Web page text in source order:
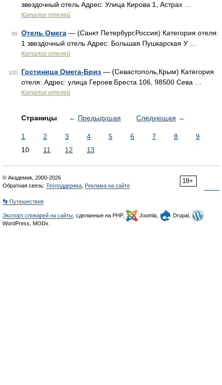
звездочный отель Адрес: Улица Кирова 1, Астрах …
Каталог отелей
99 Отель Омега — (Санкт Петербург,Россия) Категория отеля:
1 звездочный отель Адрес: Большая Пушкарская У …
Каталог отелей
100 Гостиница Омега-Бриз — (Севастополь,Крым) Категория
отеля: Адрес: улица Героев Бреста 106, 98500 Сева …
Каталог отелей
Страницы ← Предыдущая Следующая →
1 2 3 4 5 6 7 8
9
10
11 12 13
18+
© Академик, 2000-2026
Обратная связь: Техподдержка Реклама на сайте
👣 Путешествия
Экспорт словарей на сайты , сделанные на PHP, Joomla,
Drupal,
WordPress, MODx.